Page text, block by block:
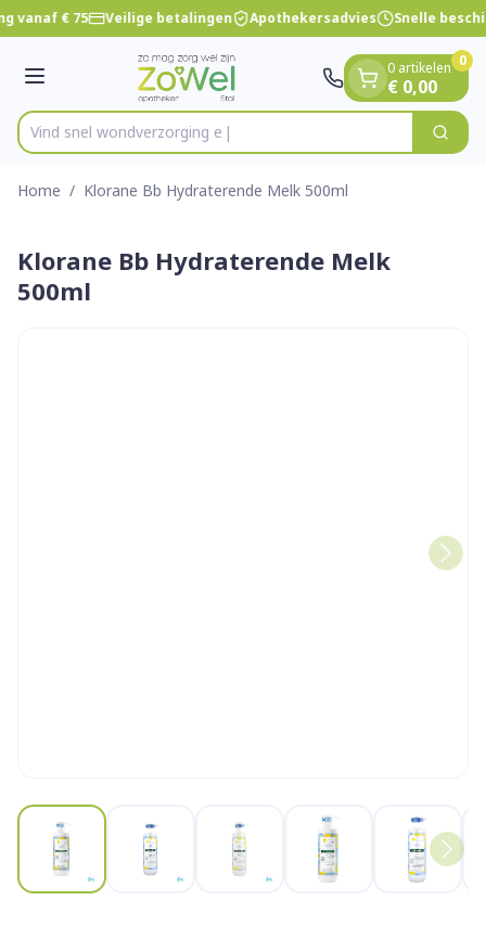
Ga naar de inhoud
1 van 1
vanaf € 75 Veilige betalingen Apothekersadvies Snelle
Menu
Product, merk, categorie...
Vind snel wondverzo Zoek
0 artikelen
€ 0,00
0
Home / Klorane Bb Hydraterende Melk 500ml
Klorane Bb Hydraterende Melk
500ml
View larger imageView larger imageView larger imageView larger image
View